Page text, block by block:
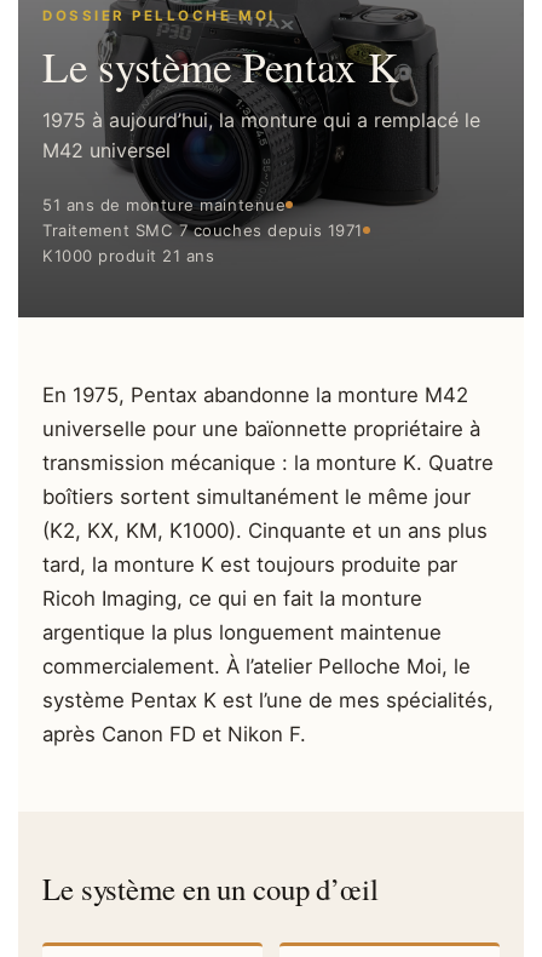
DOSSIER PELLOCHE MOI
Le système Pentax K
1975 à aujourd’hui, la monture qui a remplacé le
M42 universel
51 ans de monture maintenue
Traitement SMC 7 couches depuis 1971
K1000 produit 21 ans
En 1975, Pentax abandonne la monture M42
universelle pour une baïonnette propriétaire à
transmission mécanique : la monture K. Quatre
boîtiers sortent simultanément le même jour
(K2, KX, KM, K1000). Cinquante et un ans plus
tard, la monture K est toujours produite par
Ricoh Imaging, ce qui en fait la monture
argentique la plus longuement maintenue
commercialement. À l’atelier Pelloche Moi, le
système Pentax K est l’une de mes spécialités,
après Canon FD et Nikon F.
Le système en un coup d’œil